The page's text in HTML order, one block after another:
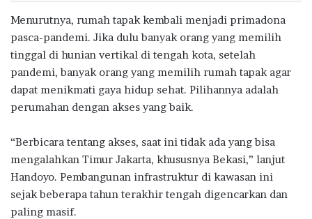
Menurutnya, rumah tapak kembali menjadi primadona
pasca-pandemi. Jika dulu banyak orang yang memilih
tinggal di hunian vertikal di tengah kota, setelah
pandemi, banyak orang yang memilih rumah tapak agar
dapat menikmati gaya hidup sehat. Pilihannya adalah
perumahan dengan akses yang baik.
“Berbicara tentang akses, saat ini tidak ada yang bisa
mengalahkan Timur Jakarta, khususnya Bekasi,” lanjut
Handoyo. Pembangunan infrastruktur di kawasan ini
sejak beberapa tahun terakhir tengah digencarkan dan
paling masif.